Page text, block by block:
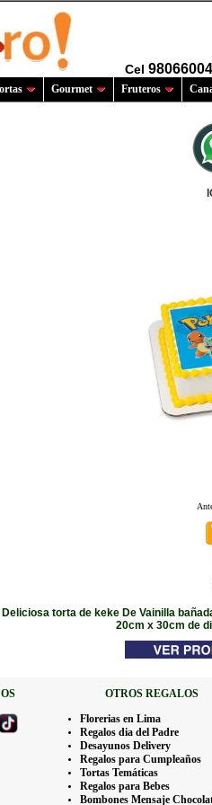
Cel
Gourmet Fruteros
Deliciosa torta de keke De Vainilla
20cm x 30cm de
OTROS REGALOS
Florerias en Lima
Regalos dia del Padre
Desayunos Delivery
Regalos para Cumpleaños
Tortas Temáticas
Regalos para Bebes
Bombones Mensaje